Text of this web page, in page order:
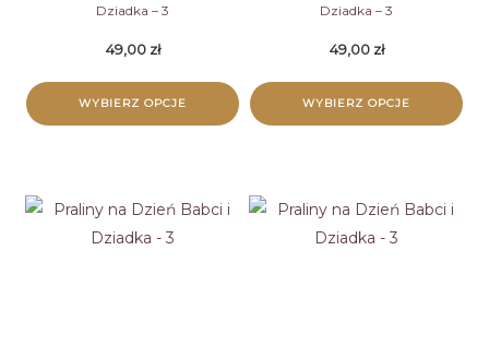
Dziadka – 3
49,00 zł
WYBIERZ OPCJE
Dziadka – 3
49,00 zł
WYBIERZ OPCJE